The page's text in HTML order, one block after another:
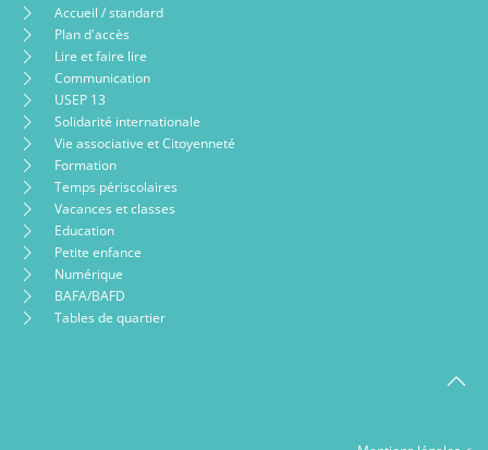
Accueil / standard
Plan d'accès
Lire et faire lire
Communication
USEP 13
Solidarité internationale
Vie associative et Citoyenneté
Formation
Temps périscolaires
Vacances et classes
Education
Petite enfance
Numérique
BAFA/BAFD
Tables de quartier